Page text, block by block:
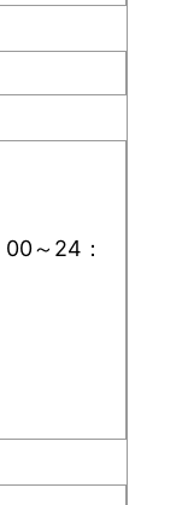
～24：